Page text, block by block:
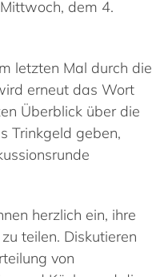
dem 4.
letzten Mal durch die
erneut das Wort
Überblick über die
Trinkgeld geben,
herzlich ein, ihre
teilen. Diskutieren
von